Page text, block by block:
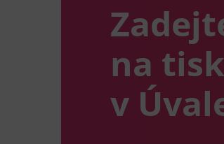
na
v